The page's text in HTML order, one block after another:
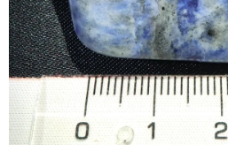
NALEZIŠTĚ
NÁŠ PŘÍBĚH
VIDEOGALERIE